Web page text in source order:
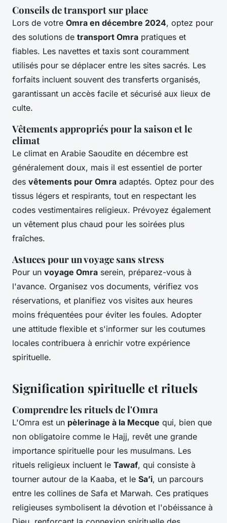
Conseils de transport sur place
Lors de votre Omra en décembre 2024, optez pour
des solutions de transport Omra pratiques et
fiables. Les navettes et taxis sont couramment
utilisés pour se déplacer entre les sites sacrés. Les
forfaits incluent souvent des transferts organisés,
garantissant un accès facile et sécurisé aux lieux de
culte.
Vêtements appropriés pour la saison et le
climat
Le climat en Arabie Saoudite en décembre est
généralement doux, mais il est essentiel de porter
des vêtements pour Omra adaptés. Optez pour des
tissus légers et respirants, tout en respectant les
codes vestimentaires religieux. Prévoyez également
un vêtement plus chaud pour les soirées plus
fraîches.
Astuces pour un voyage sans stress
Pour un voyage Omra serein, préparez-vous à
l'avance. Organisez vos documents, vérifiez vos
réservations, et planifiez vos visites aux heures
moins fréquentées pour éviter les foules. Adopter
une attitude flexible et s'informer sur les coutumes
locales contribuera à enrichir votre expérience
spirituelle.
Signification spirituelle et rituels
Comprendre les rituels de l'Omra
L'Omra est un pèlerinage à la Mecque qui, bien que
non obligatoire comme le Hajj, revêt une grande
importance spirituelle pour les musulmans. Les
rituels religieux incluent le Tawaf, qui consiste à
tourner autour de la Kaaba, et le Sa’i, un parcours
entre les collines de Safa et Marwah. Ces pratiques
religieuses symbolisent la dévotion et l'obéissance à